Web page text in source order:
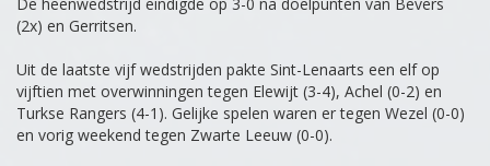
(2x) en Gerritsen.
Uit de laatste vijf wedstrijden pakte Sint-Lenaarts een elf op
vijftien met overwinningen tegen Elewijt (3-4), Achel (0-2) en
Turkse Rangers (4-1). Gelijke spelen waren er tegen Wezel (0-0)
en vorig weekend tegen Zwarte Leeuw (0-0).